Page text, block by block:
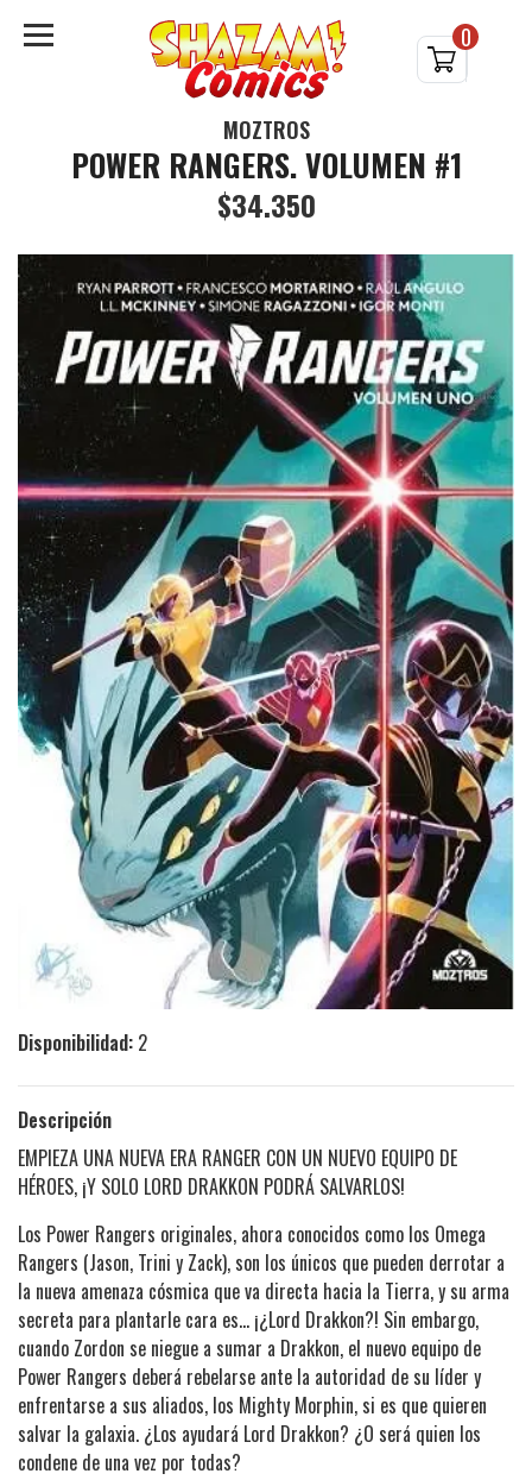
0
MOZTROS
POWER RANGERS. VOLUMEN #1
$34.350
Disponibilidad: 2
Descripción
EMPIEZA UNA NUEVA ERA RANGER CON UN NUEVO EQUIPO DE
HÉROES, ¡Y SOLO LORD DRAKKON PODRÁ SALVARLOS!
Los Power Rangers originales, ahora conocidos como los Omega
Rangers (Jason, Trini y Zack), son los únicos que pueden derrotar a
la nueva amenaza cósmica que va directa hacia la Tierra, y su arma
secreta para plantarle cara es... ¡¿Lord Drakkon?! Sin embargo,
cuando Zordon se niegue a sumar a Drakkon, el nuevo equipo de
Power Rangers deberá rebelarse ante la autoridad de su líder y
enfrentarse a sus aliados, los Mighty Morphin, si es que quieren
salvar la galaxia. ¿Los ayudará Lord Drakkon? ¿O será quien los
condene de una vez por todas?